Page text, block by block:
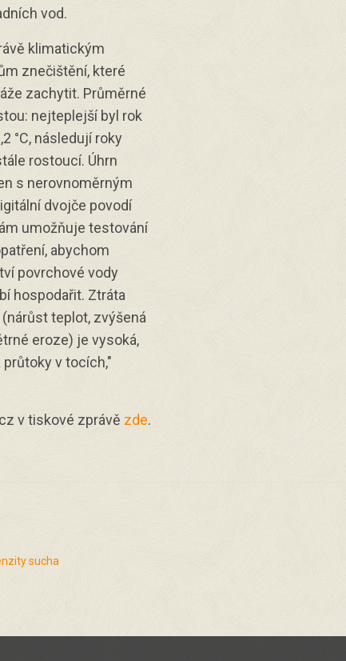
vod.
klimatickým
znečištění, které
zachytit. Průměrné
nejteplejší byl rok
°C, následují roky
rostoucí. Úhrn
s nerovnoměrným
dvojče povodí
umožňuje testování
abychom
povrchové vody
hospodařit. Ztráta
teplot, zvýšená
eroze) je vysoká,
v tocích,"
v tiskové zprávě zde.
sucha